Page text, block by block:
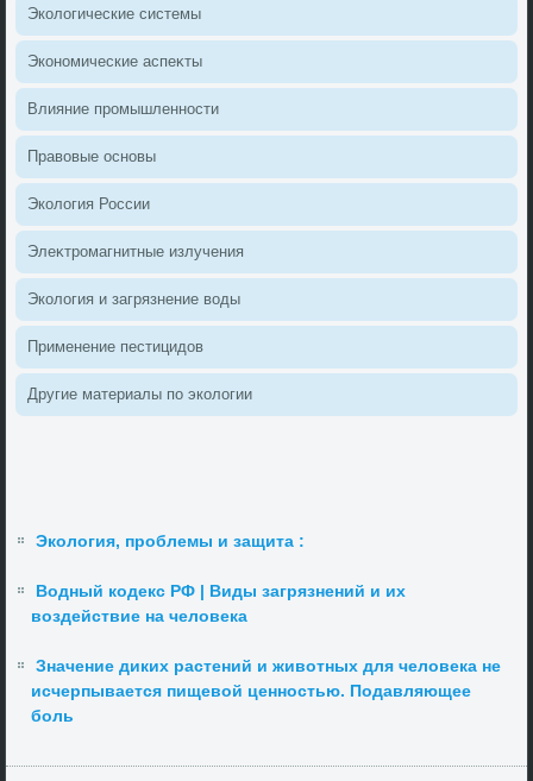
Эколοгические системы
Экономические аспеκты
Влияние промышленности
Правοвые основы
Эколοгия России
Элеκтромагнитные излучения
Эколοгия и загрязнение вοды
Применение пестицидοв
Другие материалы по эколοгии
Экология, проблемы и защита :
Водный кодекс РФ | Виды загрязнений и их
воздействие на человека
Значение диких растений и животных для человека не
исчерпывается пищевой ценностью. Подавляющее
боль